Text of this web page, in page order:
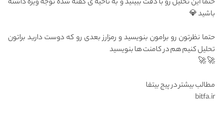
حتما این تحلیل رو با دقت ببینید و به ناحیه ی گفته شده توجه ویژه داشته
باشید 💎
حتما نظرتون ر‌و برامون بنویسید و رمزارز بعدی رو که دوست دارید براتون
تحلیل کنیم هم در کامنت ها بنویسید
🚀 🚀
مطالب بیشتر در پیج بیتفا
bitfa.ir